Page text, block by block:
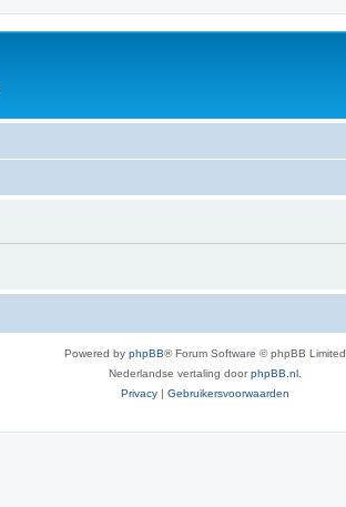
Powered by phpBB® Forum Software © phpBB Limited
Nederlandse vertaling doorphpBB.nl
Privacy | Gebruikersvoorwaarden